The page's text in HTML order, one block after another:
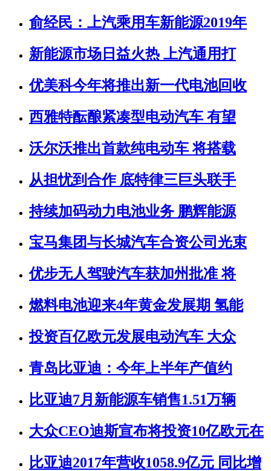
俞经民：上汽乘用车新能源2019年
新能源市场日益火热 上汽通用打
优美科今年将推出新一代电池回收
西雅特酝酿紧凑型电动汽车 有望
沃尔沃推出首款纯电动车 将搭载
从担忧到合作 底特律三巨头联手
持续加码动力电池业务 鹏辉能源
宝马集团与长城汽车合资公司光束
优步无人驾驶汽车获加州批准 将
燃料电池迎来4年黄金发展期 氢能
投资百亿欧元发展电动汽车 大众
青岛比亚迪：今年上半年产值约
比亚迪7月新能源车销售1.51万辆
大众CEO迪斯宣布将投资10亿欧元在
比亚迪2017年营收1058.9亿元 同比增